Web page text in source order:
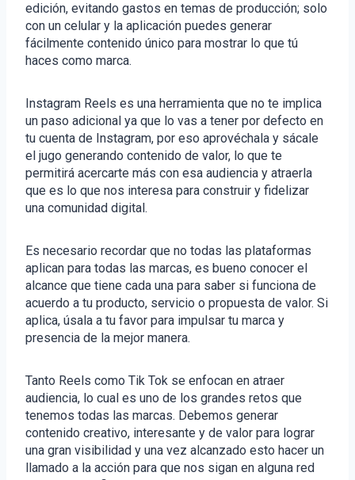
edición, evitando gastos en temas de producción; solo
con un celular y la aplicación puedes generar
fácilmente contenido único para mostrar lo que tú
haces como marca.
Instagram Reels es una herramienta que no te implica
un paso adicional ya que lo vas a tener por defecto en
tu cuenta de Instagram, por eso aprovéchala y sácale
el jugo generando contenido de valor, lo que te
permitirá acercarte más con esa audiencia y atraerla
que es lo que nos interesa para construir y fidelizar
una comunidad digital.
Es necesario recordar que no todas las plataformas
aplican para todas las marcas, es bueno conocer el
alcance que tiene cada una para saber si funciona de
acuerdo a tu producto, servicio o propuesta de valor. Si
aplica, úsala a tu favor para impulsar tu marca y
presencia de la mejor manera.
Tanto Reels como Tik Tok se enfocan en atraer
audiencia, lo cual es uno de los grandes retos que
tenemos todas las marcas. Debemos generar
contenido creativo, interesante y de valor para lograr
una gran visibilidad y una vez alcanzado esto hacer un
llamado a la acción para que nos sigan en alguna red